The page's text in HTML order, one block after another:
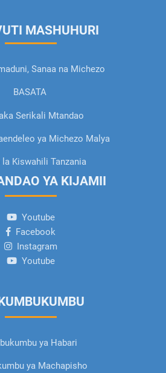
MASHUHURI
Sanaa na Michezo
BASATA
Serikali Mtandao
ya Michezo Malya
la Kiswahili Tanzania
YA KIJAMII
Youtube
Facebook
Instagram
Youtube
ya Habari
ya Machapisho